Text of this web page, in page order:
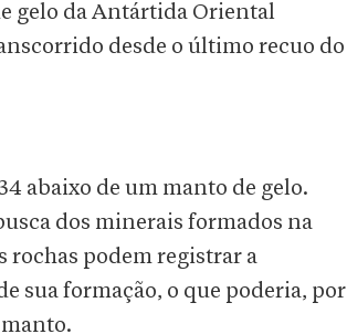
gelo da Antártida Oriental
desde o último recuo do
abaixo de um manto de gelo.
dos minerais formados na
rochas podem registrar a
sua formação, o que poderia, por